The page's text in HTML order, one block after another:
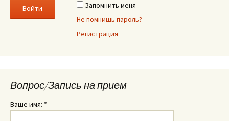
Запомнить меня
Не помнишь пароль?
Регистрация
Вопрос/Запись на прием
Ваше имя: *